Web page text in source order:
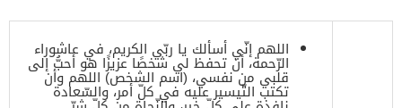
اللهم إنّي أسألك يا ربّي الكريم، في عاشوراء
الرّحمة، أن تحفظ لي شخصًا عزيزًا هو أحبُّ إلى
قلبي من نفسي، (اسم الشخص) اللهم وأن
تكتب التّيسير عليه في كلّ أمر، والسّعادة